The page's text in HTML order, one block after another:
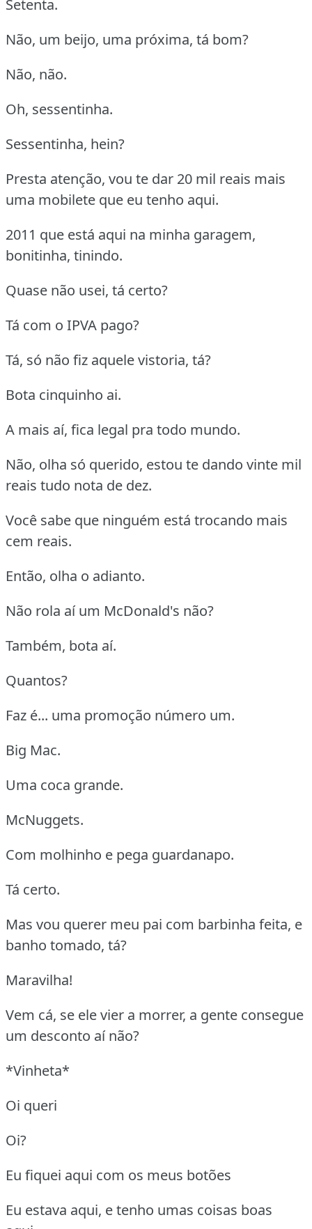
Setenta.
Não, um beijo, uma próxima, tá bom?
Não, não.
Oh, sessentinha.
Sessentinha, hein?
Presta atenção, vou te dar 20 mil reais mais
uma mobilete que eu tenho aqui.
2011 que está aqui na minha garagem,
bonitinha, tinindo.
Quase não usei, tá certo?
Tá com o IPVA pago?
Tá, só não fiz aquele vistoria, tá?
Bota cinquinho ai.
A mais aí, fica legal pra todo mundo.
Não, olha só querido, estou te dando vinte mil
reais tudo nota de dez.
Você sabe que ninguém está trocando mais
cem reais.
Então, olha o adianto.
Não rola aí um McDonald's não?
Também, bota aí.
Quantos?
Faz é... uma promoção número um.
Big Mac.
Uma coca grande.
McNuggets.
Com molhinho e pega guardanapo.
Tá certo.
Mas vou querer meu pai com barbinha feita, e
banho tomado, tá?
Maravilha!
Vem cá, se ele vier a morrer, a gente consegue
um desconto aí não?
*Vinheta*
Oi queri
Oi?
Eu fiquei aqui com os meus botões
Eu estava aqui, e tenho umas coisas boas